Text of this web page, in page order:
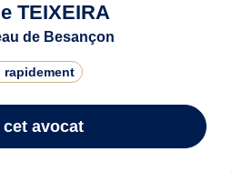
TEIXEIRA
de Besançon
rapidement
cet avocat